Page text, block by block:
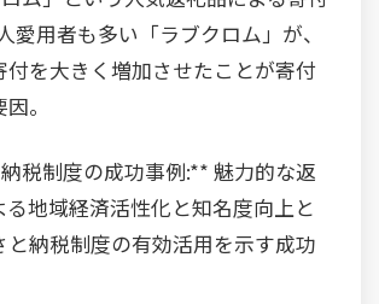
愛用者も多い「ラブクロム」が、
付を大きく増加させたことが寄付
。
税制度の成功事例:** 魅力的な返
地域経済活性化と知名度向上と
と納税制度の有効活用を示す成功